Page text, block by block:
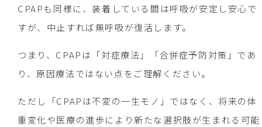
CPAPも同様に、装着している間は呼吸が安定し安心で
すが、中止すれば無呼吸が復活します。
つまり、CPAPは「対症療法」「合併症予防対策」であ
り、原因療法ではない点をご理解ください。
ただし「CPAPは不変の一生モノ」ではなく、将来の体
重変化や医療の進歩により新たな選択肢が生まれる可能